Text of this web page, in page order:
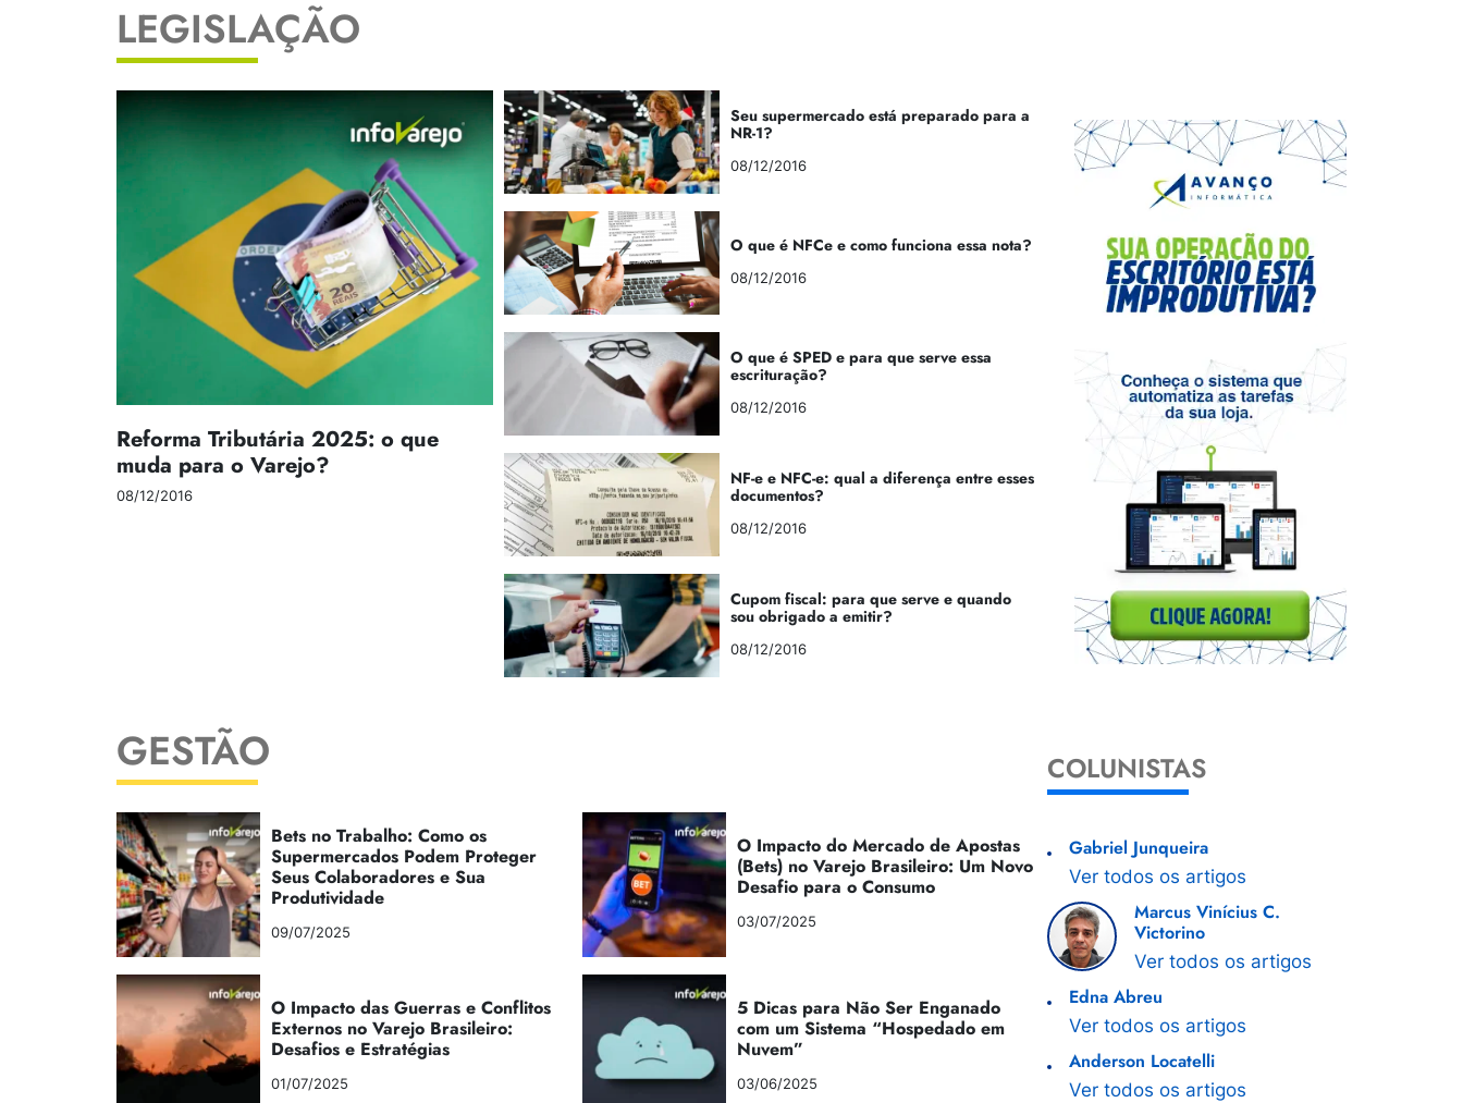
LEGISLAÇÃO
Reforma Tributária 2025: o que
muda para o Varejo?
08/12/2016
Seu supermercado está preparado para a
NR-1?
08/12/2016
O que é NFCe e como funciona essa nota?
08/12/2016
O que é SPED e para que serve essa
escrituração?
08/12/2016
NF-e e NFC-e: qual a diferença entre esses
documentos?
08/12/2016
Cupom fiscal: para que serve e quando
sou obrigado a emitir?
08/12/2016
GESTÃO
Bets no Trabalho: Como os
Supermercados Podem Proteger
Seus Colaboradores e Sua
Produtividade
09/07/2025
O Impacto do Mercado de Apostas
(Bets) no Varejo Brasileiro: Um Novo
Desafio para o Consumo
03/07/2025
O Impacto das Guerras e Conflitos
Externos no Varejo Brasileiro:
Desafios e Estratégias
01/07/2025
5 Dicas para Não Ser Enganado
com um Sistema “Hospedado em
Nuvem”
03/06/2025
COLUNISTAS
Gabriel Junqueira
Ver todos os artigos
Marcus Vinícius C.
Victorino
Ver todos os artigos
Edna Abreu
Ver todos os artigos
Anderson Locatelli
Ver todos os artigos